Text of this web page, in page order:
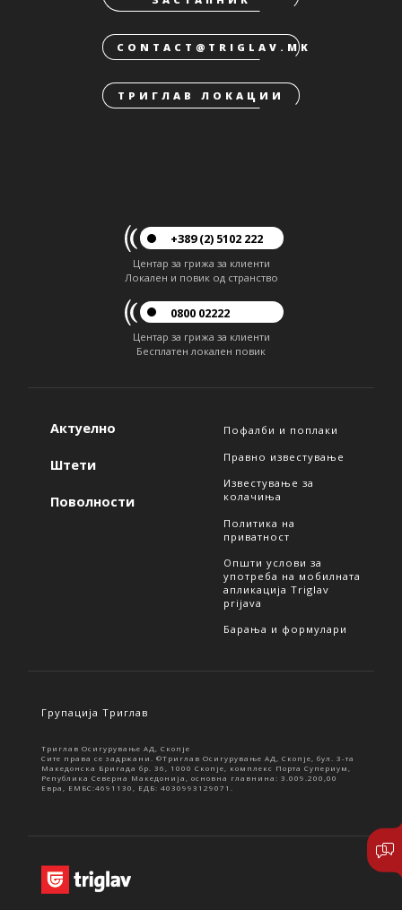
CONTACT@TRIGLAV.MK
ТРИГЛАВ ЛОКАЦИИ
+389 (2) 5102 222
Центар за грижа за клиенти
Локален и повик од странство
0800 02222
Центар за грижа за клиенти
Бесплатен локален повик
Актуелно
Штети
Поволности
Пофалби и поплаки
Правно известување
Известување за
колачиња
Политика на
приватност
Општи услови за
употреба на мобилната
апликација Triglav
prijava
Барања и формулари
Групација Триглав
Триглав Осигурување АД, Скопје
Сите права се задржани. ©Триглав Осигурување АД, Скопје, бул. 3-та
Македонска Бригада бр. 36, 1000 Скопје, комплекс Порта Супериум,
Република Северна Македонија, основна главнина: 3.009.200,00
Евра, ЕМБС:4691130, ЕДБ: 4030993129071.